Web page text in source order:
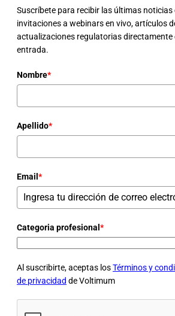
Suscríbete para recibir las últimas noticias
invitaciones a webinars en vivo, artículos
actualizaciones regulatorias directamente
entrada.
Nombre*
Apellido*
Email *
Categoria profesional *
Al suscribirte, aceptas losTérminos y
de privacidad de Voltimum